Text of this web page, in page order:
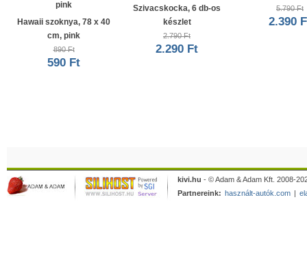
Hawaii szoknya, 78 x 40
cm, pink
890 Ft
590 Ft
Szivacskocka, 6 db-os
készlet
2.790 Ft
2.290 Ft
5.790 Ft
2.390
kivi.hu - © Adam & Adam Kft. 2008-
Partnereink: használt-autók.com |